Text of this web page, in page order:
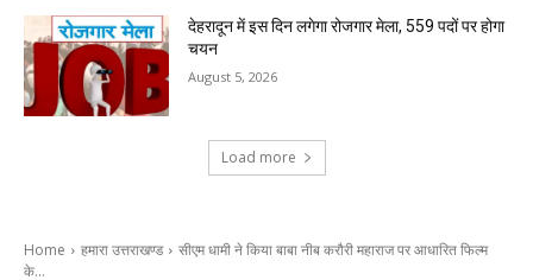
देहरादून में इस दिन लगेगा रोजगार मेला, 559 पदों पर होगा
चयन
August 5, 2026
Load more